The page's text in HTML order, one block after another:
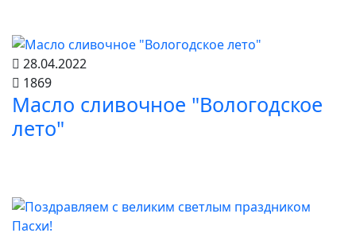
28.04.2022
1869
Масло сливочное "Вологодское
лето"